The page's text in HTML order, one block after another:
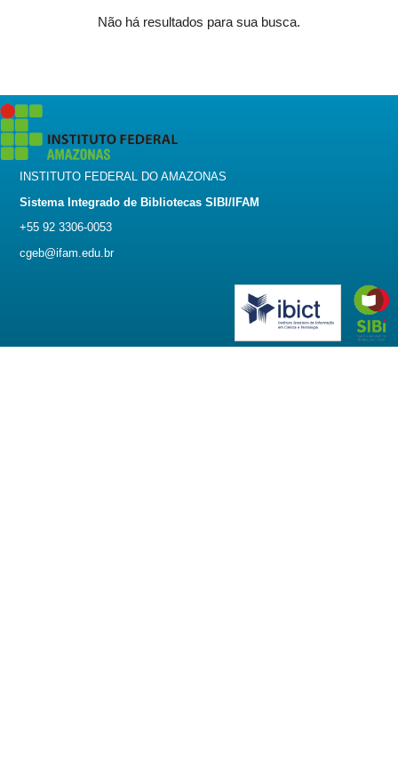
Não há resultados para sua busca.
INSTITUTO FEDERAL DO AMAZONAS
Sistema Integrado de Bibliotecas SIBI/IFAM
+55 92 3306-0053
cgeb@ifam.edu.br